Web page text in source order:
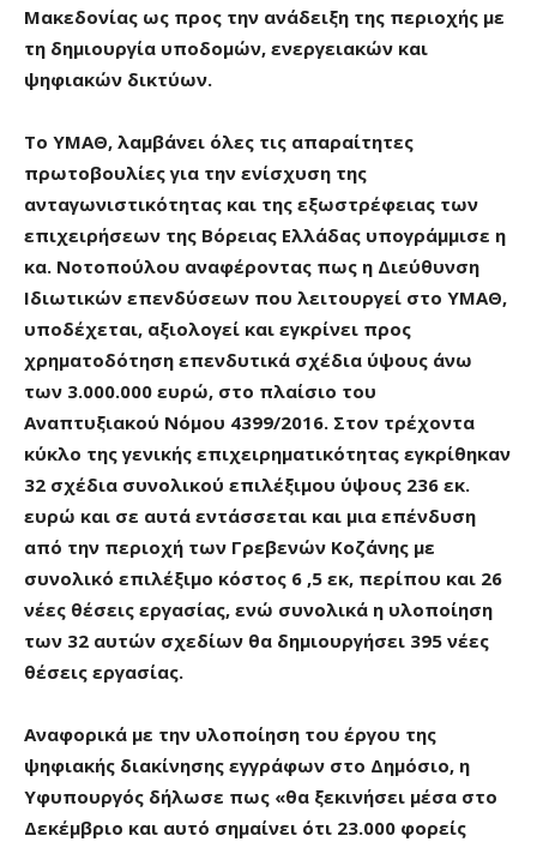
Μακεδονίας ως προς την ανάδειξη της περιοχής με
τη δημιουργία υποδομών, ενεργειακών και
ψηφιακών δικτύων.
Το ΥΜΑΘ, λαμβάνει όλες τις απαραίτητες
πρωτοβουλίες για την ενίσχυση της
ανταγωνιστικότητας και της εξωστρέφειας των
επιχειρήσεων της Βόρειας Ελλάδας υπογράμμισε η
κα. Νοτοπούλου αναφέροντας πως η Διεύθυνση
Ιδιωτικών επενδύσεων που λειτουργεί στο ΥΜΑΘ,
υποδέχεται, αξιολογεί και εγκρίνει προς
χρηματοδότηση επενδυτικά σχέδια ύψους άνω
των 3.000.000 ευρώ, στο πλαίσιο του
Αναπτυξιακού Νόμου 4399/2016. Στον τρέχοντα
κύκλο της γενικής επιχειρηματικότητας εγκρίθηκαν
32 σχέδια συνολικού επιλέξιμου ύψους 236 εκ.
ευρώ και σε αυτά εντάσσεται και μια επένδυση
από την περιοχή των Γρεβενών Κοζάνης με
συνολικό επιλέξιμο κόστος 6 ,5 εκ, περίπου και 26
νέες θέσεις εργασίας, ενώ συνολικά η υλοποίηση
των 32 αυτών σχεδίων θα δημιουργήσει 395 νέες
θέσεις εργασίας.
Αναφορικά με την υλοποίηση του έργου της
ψηφιακής διακίνησης εγγράφων στο Δημόσιο, η
Υφυπουργός δήλωσε πως «θα ξεκινήσει μέσα στο
Δεκέμβριο και αυτό σημαίνει ότι 23.000 φορείς